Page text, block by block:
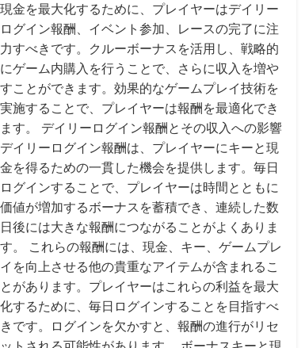
現金を最大化するために、プレイヤーはデイリー
ログイン報酬、イベント参加、レースの完了に注
力すべきです。クルーボーナスを活用し、戦略的
にゲーム内購入を行うことで、さらに収入を増や
すことができます。効果的なゲームプレイ技術を
実施することで、プレイヤーは報酬を最適化でき
ます。 デイリーログイン報酬とその収入への影響
デイリーログイン報酬は、プレイヤーにキーと現
金を得るための一貫した機会を提供します。毎日
ログインすることで、プレイヤーは時間とともに
価値が増加するボーナスを蓄積でき、連続した数
日後には大きな報酬につながることがよくありま
す。 これらの報酬には、現金、キー、ゲームプレ
イを向上させる他の貴重なアイテムが含まれるこ
とがあります。プレイヤーはこれらの利益を最大
化するために、毎日ログインすることを目指すべ
きです。ログインを欠かすと、報酬の進行がリセ